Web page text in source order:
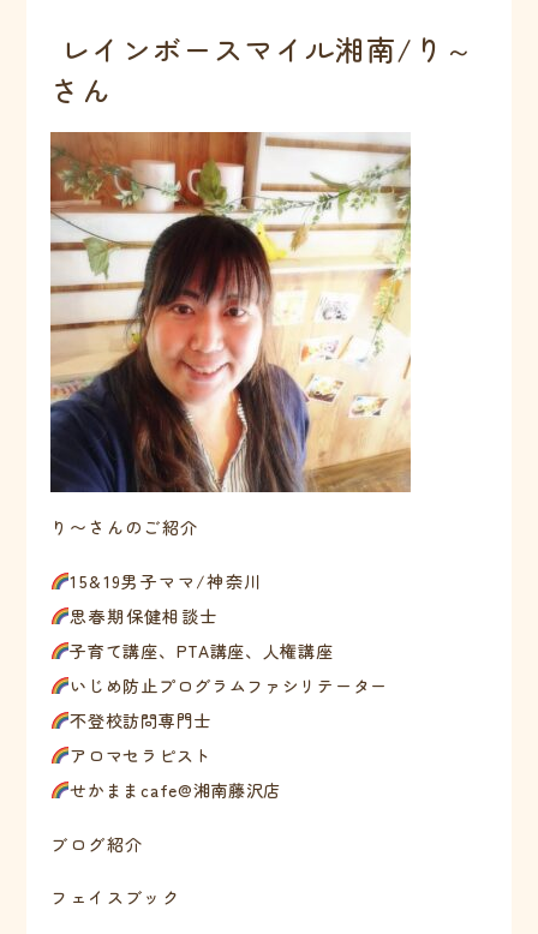
レインボースマイル湘南/り～
さん
り〜さんのご紹介
15&19男子ママ/神奈川
思春期保健相談士
子育て講座、PTA講座、人権講座
いじめ防止プログラムファシリテーター
不登校訪問専門士
アロマセラピスト
せかままcafe@湘南藤沢店
ブログ紹介
フェイスブック